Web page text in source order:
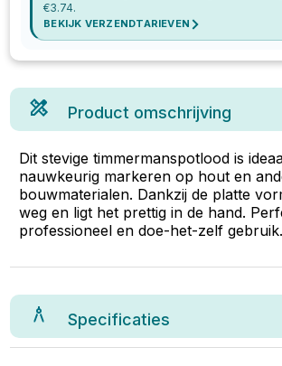
€3.74.
BEKIJK VERZENDTARIEVEN
Product omschrijving
Dit stevige timmermanspotlood is
nauwkeurig markeren op hout en
bouwmaterialen. Dankzij de platte
weg en ligt het prettig in de hand.
professioneel en doe-het-zelf gebruik.
Specificaties